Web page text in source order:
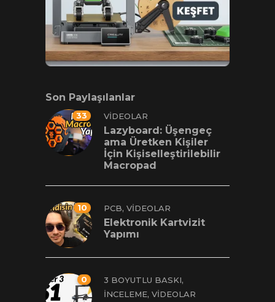
Son Paylaşılanlar
33 VIDEOLAR
Lazyboard: Üşengeç
ama Üretken Kişiler
İçin Kişiselleştirilebilir
Macropad
10 PCB, VIDEOLAR
Elektronik Kartvizit
Yapımı
0 3 BOYUTLU BASKI,
İNCELEME, VIDEOLAR